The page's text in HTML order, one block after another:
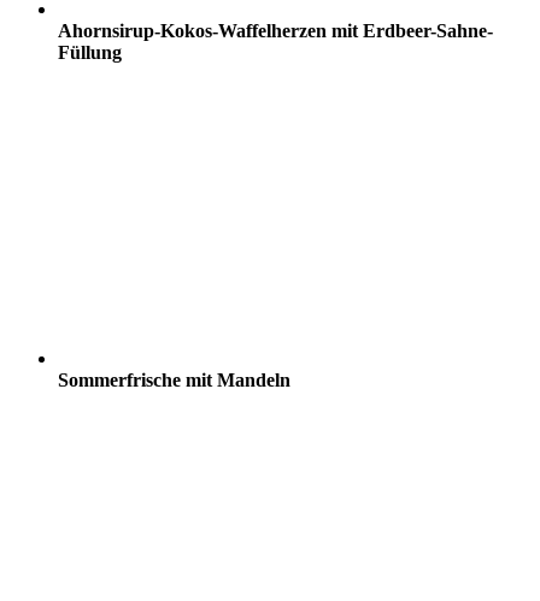
Ahornsirup-Kokos-Waffelherzen mit Erdbeer-Sahne-
Füllung
Sommerfrische mit Mandeln